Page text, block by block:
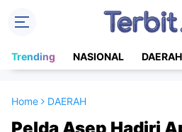
Trending NASIONAL DAERAH
Home DAERAH